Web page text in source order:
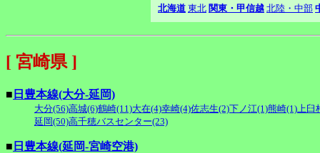
北海道 東北 関東・甲信越 北陸・中部
[ 宮崎県 ]
■ 日豊本線(大分-延岡)
大分(56)高城(6)鶴崎(11)大在(4)幸崎(4)佐志生(2)下ノ江(1)熊崎(1) 上臼
延岡(50)高千穂バスセンター(23)
■ 日豊本線(延岡-宮崎空港)